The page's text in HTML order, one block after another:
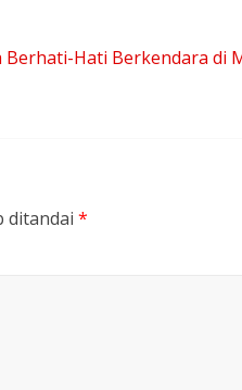
Berhati-Hati Berkendara di
ditandai *